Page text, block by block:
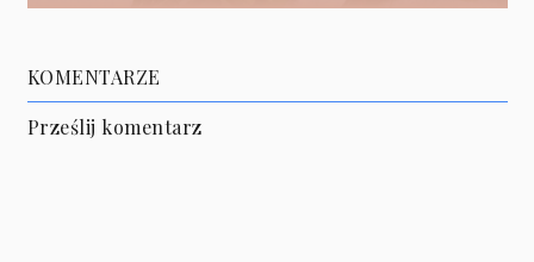
KOMENTARZE
Prześlij komentarz